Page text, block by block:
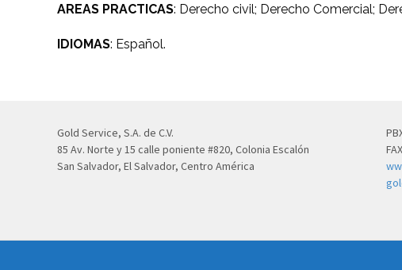
AREAS PRACTICAS: Derecho civil; Derecho Comercial;
IDIOMAS: Español.
Gold Service, S.A. de C.V.
85 Av. Norte y 15 calle poniente #820, Colonia Escalón
San Salvador, El Salvador, Centro América